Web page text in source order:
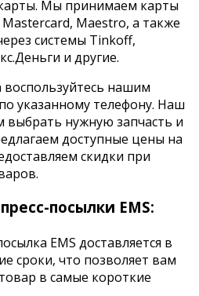
Мы принимаем карты
Maestro, а также
системы Tinkoff,
и другие.
нашим
указанному телефону. Наш
нужную запчасть и
доступные цены на
скидки при
посылки EMS:
EMS доставляется в
сроки, что позволяет вам
в самые короткие